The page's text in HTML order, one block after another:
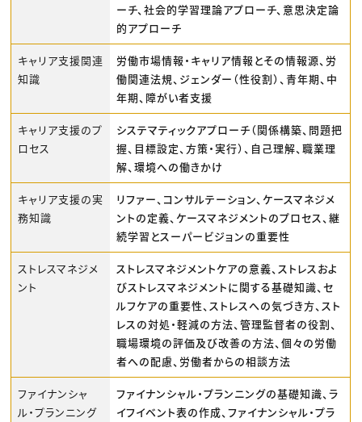
ーチ、社会的学習理論アプローチ、意思決定論
的アプローチ
キャリア支援関連
知識
労働市場情報・キャリア情報とその情報源、労
働関連法規、ジェンダー（性役割）、青年期、中
年期、障がい者支援
キャリア支援のプ
ロセス
システマティックアプローチ（関係構築、問題把
握、目標設定、方策・実行）、自己理解、職業理
解、環境への働きかけ
キャリア支援の実
務知識
リファー、コンサルテーション、ケースマネジメ
ントの定義、ケースマネジメントのプロセス、継
続学習とスーパービジョンの重要性
ストレスマネジメ
ント
ストレスマネジメントケアの意義、ストレスおよ
びストレスマネジメントに関する基礎知識、セ
ルフケアの重要性、ストレスへの気づき方、スト
レスの対処・軽減の方法、管理監督者の役割、
職場環境の評価及び改善の方法、個々の労働
者への配慮、労働者からの相談方法
ファイナンシャ
ル・プランニング
ファイナンシャル・プランニングの基礎知識、ラ
イフイベント表の作成、ファイナンシャル・プラ